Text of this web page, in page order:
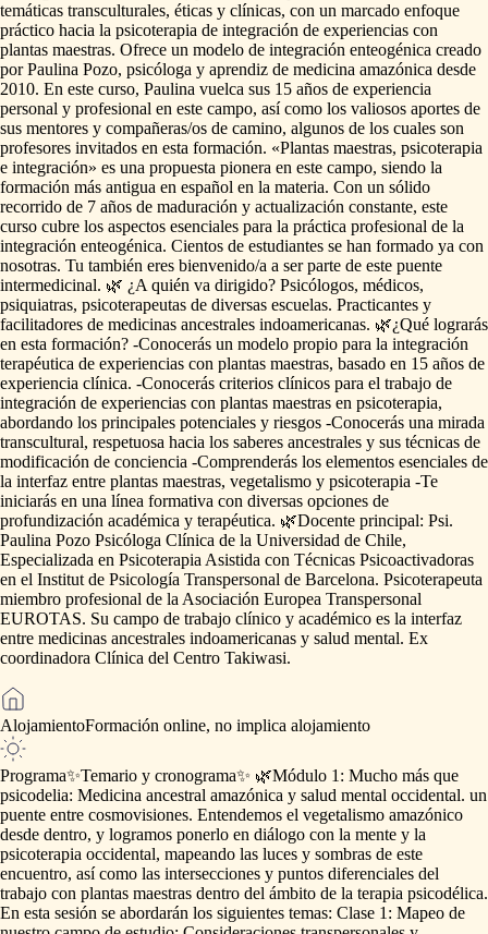
temáticas transculturales, éticas y clínicas, con un marcado enfoque
práctico hacia la psicoterapia de integración de experiencias con
plantas maestras. Ofrece un modelo de integración enteogénica creado
por Paulina Pozo, psicóloga y aprendiz de medicina amazónica desde
2010. En este curso, Paulina vuelca sus 15 años de experiencia
personal y profesional en este campo, así como los valiosos aportes de
sus mentores y compañeras​/​os de camino, algunos de los cuales son
profesores invitados en esta formación. «Plantas maestras, psicoterapia
e integración» es una propuesta pionera en este campo, siendo la
formación más antigua en español en la materia. Con un sólido
recorrido de 7 años de maduración y actualización constante, este
curso cubre los aspectos esenciales para la práctica profesional de la
integración enteogénica. Cientos de estudiantes se han formado ya con
nosotras. Tu también eres bienvenido​/​a a ser parte de este puente
intermedicinal. 🌿 ¿A quién va dirigido? Psicólogos, médicos,
psiquiatras, psicoterapeutas de diversas escuelas. Practicantes y
facilitadores de medicinas ancestrales indoamericanas. 🌿¿Qué lograrás
en esta formación? -Conocerás un modelo propio para la integración
terapéutica de experiencias con plantas maestras, basado en 15 años de
experiencia clínica. -Conocerás criterios clínicos para el trabajo de
integración de experiencias con plantas maestras en psicoterapia,
abordando los principales potenciales y riesgos -Conocerás una mirada
transcultural, respetuosa hacia los saberes ancestrales y sus técnicas de
modificación de conciencia -Comprenderás los elementos esenciales de
la interfaz entre plantas maestras, vegetalismo y psicoterapia -Te
iniciarás en una línea formativa con diversas opciones de
profundización académica y terapéutica. 🌿Docente principal: Psi.
Paulina Pozo Psicóloga Clínica de la Universidad de Chile,
Especializada en Psicoterapia Asistida con Técnicas Psicoactivadoras
en el Institut de Psicología Transpersonal de Barcelona. Psicoterapeuta
miembro profesional de la Asociación Europea Transpersonal
EUROTAS. Su campo de trabajo clínico y académico es la interfaz
entre medicinas ancestrales indoamericanas y salud mental. Ex
coordinadora Clínica del Centro Takiwasi.
AlojamientoFormación online, no implica alojamiento
Programa✨️Temario y cronograma✨️ 🌿Módulo 1: Mucho más que
psicodelia: Medicina ancestral amazónica y salud mental occidental. un
puente entre cosmovisiones. Entendemos el vegetalismo amazónico
desde dentro, y logramos ponerlo en diálogo con la mente y la
psicoterapia occidental, mapeando las luces y sombras de este
encuentro, así como las intersecciones y puntos diferenciales del
trabajo con plantas maestras dentro del ámbito de la terapia psicodélica.
En esta sesión se abordarán los siguientes temas: Clase 1: Mapeo de